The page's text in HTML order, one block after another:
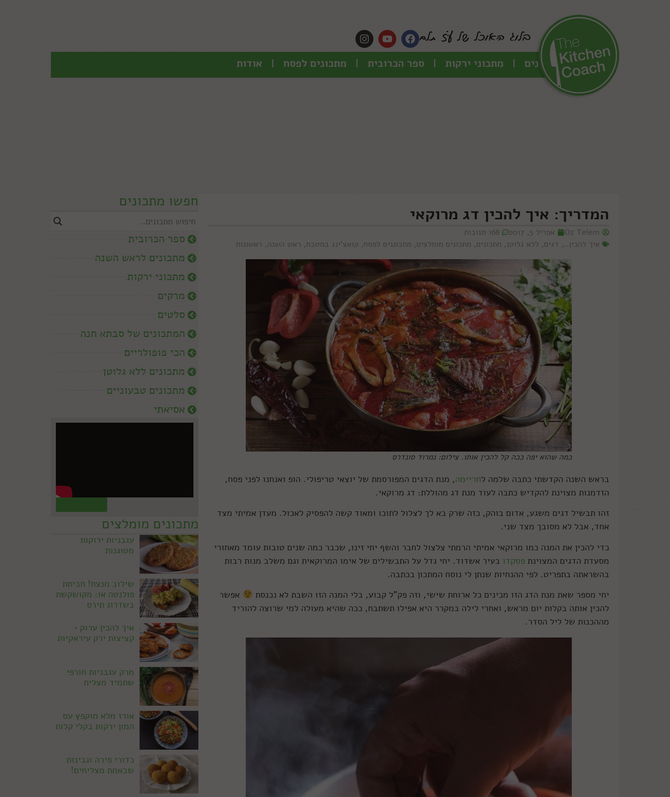
כל המתכונים מתכוני ירקות ספר הכרובית מתכונים לפסח אודות
חפשו מתכונים
ספר הכרובית
מתכונים לראש השנה
מתכוני ירקות
מרקים
סלטים
המתכונים של סבתא חנה
הכי פופולריים
מתכונים ללא גלוטן
מתכונים טבעוניים
אסיאתי
מתכונים מומלצים
עגבניות ירוקות
מטוגנות
שילוב מנצח! חביתת
פולנטה או: מקושקשת
בשדרוג תירס
איך להכין ערוק •
קציצות ירק עיראקיות
מרק עגבניות חורפי
שתמיד מצליח
אורז מלא מוקפץ עם
המון ירקות בקלי קלות
כדורי פירה וגבינות
שבאמת מצליחים!
המדריך: איך להכין דג מרוקאי
Oz Telem אפריל 5, 2017
168 תגובות
איך להכין.., דגים, ללא גלוטן, מתכונים, מתכונים מומלצים, מתכוננים לפסח, קואצ'ינג במטבח, ראש השנה, ראשונות
כמה שהוא יפה ככה קל להכין אותו. צילום: נמרוד סונדרס
בראש השנה הקדשתי כתבה שלמה לחריימה, מנת הדגים המפורסמת של יוצאי טריפולי. הופ ואנחנו לפני פסח,
הזדמנות מצוינת להקדיש כתבה לעוד מנת דג מהוללת: דג מרוקאי.
זהו תבשיל דגים משגע, אדום בוהק, כזה שרק בא לך לצלול לתוכו ומאוד קשה להפסיק לאכול. מעדן אמיתי מצד
אחד, אבל לא מסובך מצד שני.
כדי להכין את המנה כמו מרוקאי אמיתי הרמתי צלצול לחבר והשף יחי זינו, שכבר כמה שנים טובות עומד מאחורי
מסעדת הדגים המצוינת פסקדו בעיר אשדוד. יחי גדל על התבשילים של אימו המרוקאית וגם משלב מנות רבות
בהשראתה בתפריט. לפי ההנחיות שנתן לי נוסח המתכון בכתבה.
יחי מספר שאת מנת הדג הזו מכינים כל ארוחת שישי, וזה פק"ל קבוע, בלי המנה הזו השבת לא נכנסת
אפשר
להכין אותה בקלות יום מראש, ואחרי לילה במקרר היא אפילו תשתבח, ככה שהיא מעולה למי שרוצה להוריד
מההכנות של ליל הסדר.